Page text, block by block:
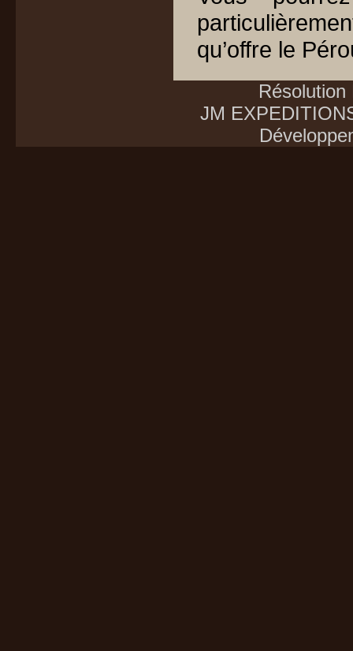
qu’offre le
Résolution
JM